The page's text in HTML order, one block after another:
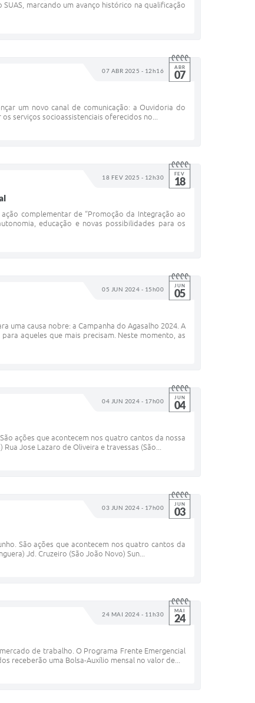
marcando um avanço histórico na qualificação
07 ABR 2025 - 12h16 ABR
07
um novo canal de comunicação: a Ouvidoria do
serviços socioassistenciais oferecidos no...
18 FEV 2025 - 12h30 FEV
18
complementar de “Promoção da Integração ao
educação e novas possibilidades para os
05 JUN 2024 - 15h00 JUN
05
uma causa nobre: a Campanha do Agasalho 2024. A
aqueles que mais precisam. Neste momento, as
04 JUN 2024 - 17h00 JUN
04
ações que acontecem nos quatro cantos da nossa
Jose Lazaro de Oliveira e travessas (São...
03 JUN 2024 - 17h00 JUN
03
São ações que acontecem nos quatro cantos da
Jd. Cruzeiro (São João Novo) Sun...
24 MAI 2024 - 11h30 MAI
24
de trabalho. O Programa Frente Emergencial
receberão uma Bolsa-Auxílio mensal no valor de...